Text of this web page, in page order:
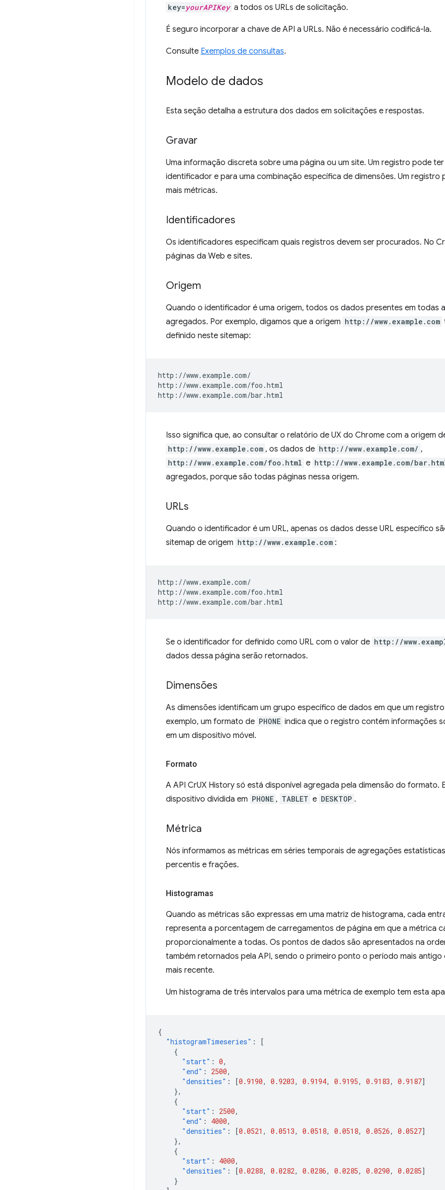
key=yourAPIKey a todos os URLs de solicitação.
É seguro incorporar a chave de API a URLs. Não é necessário codificá-la.
Consulte Exemplos de consultas.
Modelo de dados
Esta seção detalha a estrutura dos dados em solicitações e respostas.
Gravar
Uma informação discreta sobre uma página ou um site. Um registro pode
identificador e para uma combinação específica de dimensões. Um registro
mais métricas.
Identificadores
Os identificadores especificam quais registros devem ser procurados. No
páginas da Web e sites.
Origem
Quando o identificador é uma origem, todos os dados presentes em todas
agregados. Por exemplo, digamos que a origem http://www.example.com
definido neste sitemap:
http://www.example.com/
http://www.example.com/foo.html
Isso significa que, ao consultar o relatório de UX do Chrome com a origem
http://www.example.com , os dados de http://www.example.com/ ,
http://www.example.com/foo.html e http://www.example.com/
agregados, porque são todas páginas nessa origem.
URLs
Quando o identificador é um URL, apenas os dados desse URL específico
sitemap de origem http://www.example.com :
http://www.example.com/
http://www.example.com/foo.html
Se o identificador for definido como URL com o valor de http://
dados dessa página serão retornados.
Dimensões
As dimensões identificam um grupo específico de dados em que um
exemplo, um formato de PHONE indica que o registro contém informações
em um dispositivo móvel.
Formato
A API CrUX History só está disponível agregada pela dimensão do formato.
dispositivo dividida em PHONE , TABLET e DESKTOP .
Métrica
Nós informamos as métricas em séries temporais de agregações
percentis e frações.
Histogramas
Quando as métricas são expressas em uma matriz de histograma, cada
representa a porcentagem de carregamentos de página em que a métrica
proporcionalmente a todas. Os pontos de dados são apresentados na
também retornados pela API, sendo o primeiro ponto o período mais antigo
mais recente.
Um histograma de três intervalos para uma métrica de exemplo tem esta
{
"histogramTimeseries" :
[
{
"start" : 0,
"end" : 2500,
"densities" : [0.9190, 0.9203, 0.9194, 0.9195, 0.9183, 0.9187]
},
{
"start" : 2500,
"end" : 4000,
"densities" : [0.0521 , 0.0513, 0.0518, 0.0518, 0.0526, 0.0527]
},
{
"start" : 4000,
"densities" : [0.0288, 0.0282, 0.0286, 0.0285, 0.0290, 0.0285]
}